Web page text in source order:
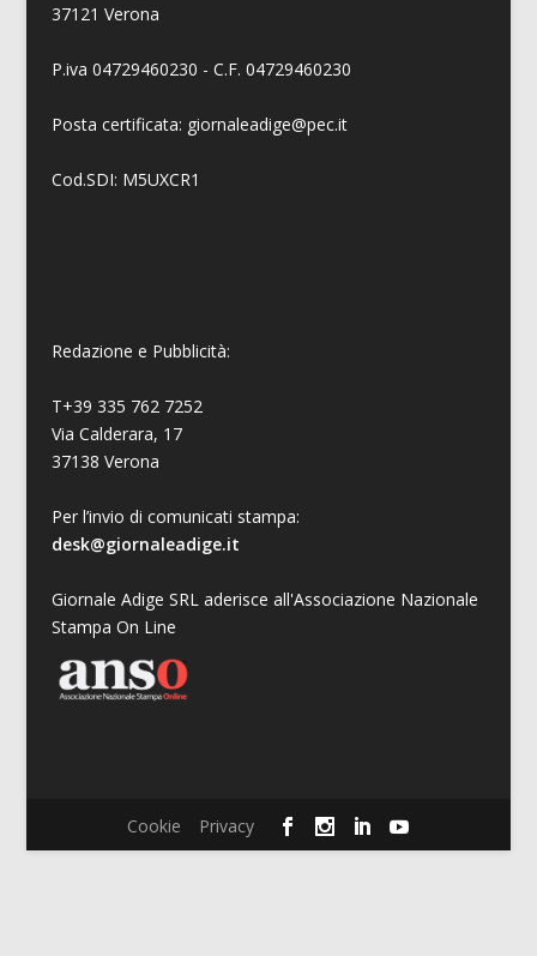
37121 Verona
P.iva 04729460230 - C.F. 04729460230
Posta certificata: giornaleadige@pec.it
Cod.SDI: M5UXCR1
Redazione e Pubblicità:
T+39 335 762 7252
Via Calderara, 17
37138 Verona
Per l’invio di comunicati stampa:
desk@giornaleadige.it
Giornale Adige SRL aderisce all'Associazione Nazionale
Stampa On Line
Cookie Privacy